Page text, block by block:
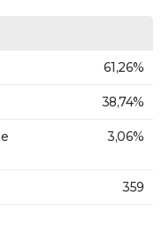
61,26%
38,74%
3,06%
359